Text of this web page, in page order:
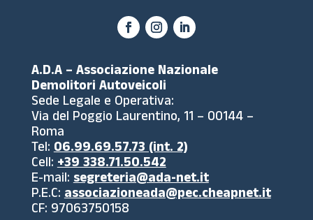
A.D.A – Associazione Nazionale
Demolitori Autoveicoli
Sede Legale e Operativa:
Via del Poggio Laurentino, 11 – 00144 –
Roma
Tel:06.99.69.57.73 (int. 2)
Cell:+39 338.71.50.542
E-mail:segreteria@ada-net.it
P.E.C:associazioneada@pec.cheapnet.it
CF: 97063750158